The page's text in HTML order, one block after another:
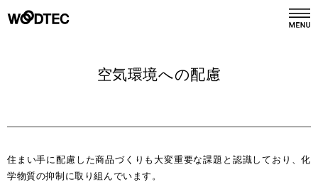
デジタルカタログ カタログ請求
商品情報 PRODUCTS
施工事例 GALLERY
空気環境への配慮
住まい手に配慮した商品づくりも大変重要な課題と認識しており、化
学物質の抑制に取り組んでいます。